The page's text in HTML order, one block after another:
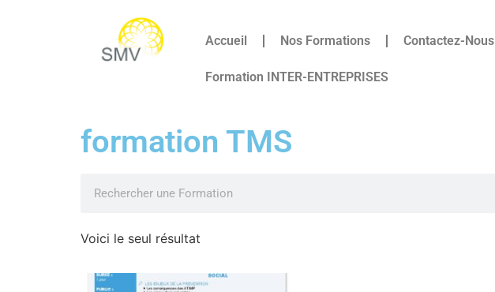
Accueil Nos Formations Contactez-Nous
Formation INTER-ENTREPRISES
formation TMS
Voici le seul résultat